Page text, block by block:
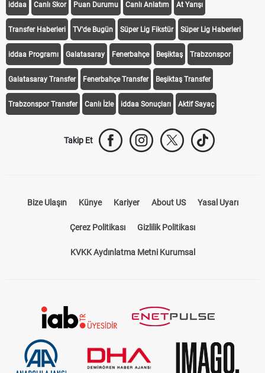
iddaa Canlı Skor Puan Durumu Canlı Anlatım At Yarışı
Transfer Haberleri TV'de Bugün Süper Lig Fikstür Süper Lig Haberleri
iddaa Programı Galatasaray Fenerbahçe Beşiktaş Trabzonspor
Galatasaray Transfer Fenerbahçe Transfer Beşiktaş Transfer
Trabzonspor Transfer Canlı İzle iddaa Sonuçları Aktif Sayaç
Takip Et
Bize Ulaşın Künye Kariyer About US Yasal Uyarı
Çerez Politikası Gizlilik Politikası
KVKK Aydınlatma Metni Kurumsal